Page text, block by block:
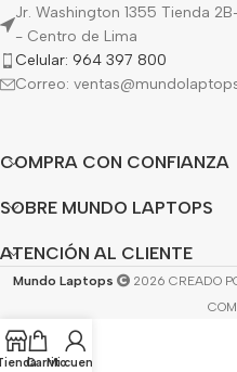
Jr. Washington 1355 Tienda
- Centro de Lima
Celular: 964 397 800
Correo:
COMPRA CON CONFIANZA
SOBRE MUNDO LAPTOPS
ATENCIÓN AL CLIENTE
Mundo Laptops 2026 CREADO
CarritoMi cuenta